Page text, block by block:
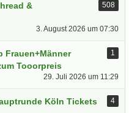
&
508
3. August 2026 um 07:30
Frauen+Männer
Tooorpreis
1
29. Juli 2026 um 11:29
Köln Tickets
4